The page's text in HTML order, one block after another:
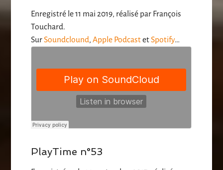
Enregistré le 11 mai 2019, réalisé par François
Touchard.
SurSoundclound,Apple PodcastetSpotify…
PlayTime n°53